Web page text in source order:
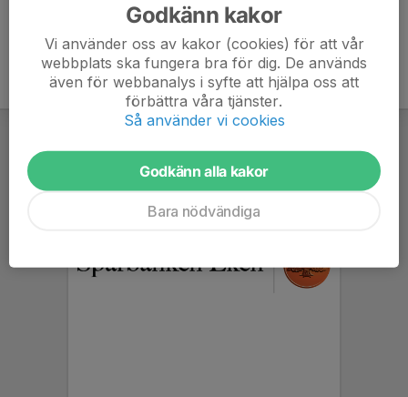
Godkänn kakor
Vi använder oss av kakor (cookies) för att vår
webbplats ska fungera bra för dig. De används
även för webbanalys i syfte att hjälpa oss att
förbättra våra tjänster.
Så använder vi cookies
Godkänn alla kakor
Bara nödvändiga